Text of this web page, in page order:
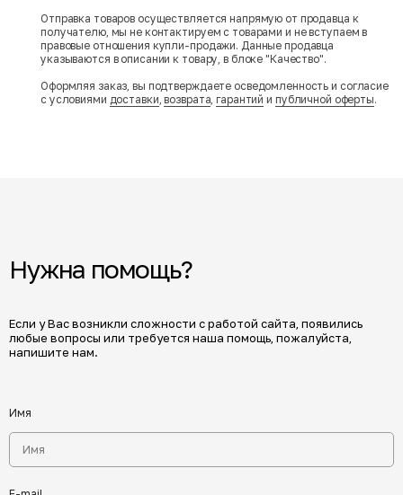
Отправка товаров осуществляется напрямую от продавца к
получателю, мы не контактируем с товарами и не вступаем в
правовые отношения купли-продажи. Данные продавца
указываются в описании к товару, в блоке "Качество".
Оформляя заказ, вы подтверждаете осведомленность и согласие
с условиями доставки,возврата,гарантий и публичной оферты.
Нужна помощь?
Если у Вас возникли сложности с работой сайта, появились
любые вопросы или требуется наша помощь, пожалуйста,
напишите нам.
Имя